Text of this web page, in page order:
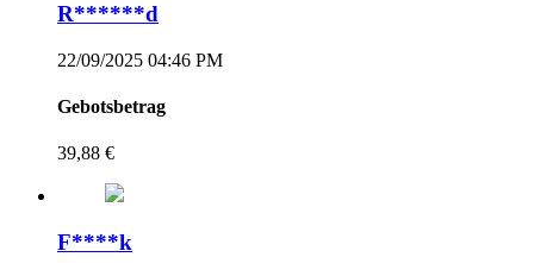
R******d
22/09/2025 04:46 PM
Gebotsbetrag
39,88 €
F****k